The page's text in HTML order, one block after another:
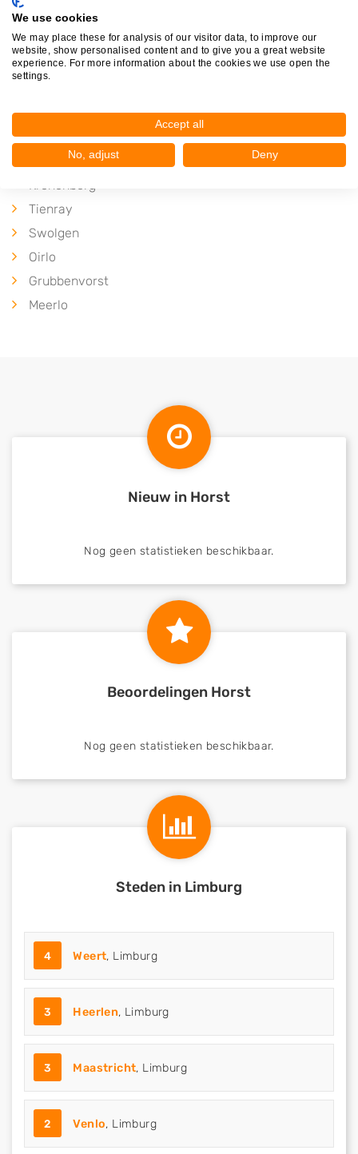
Plaatsen in de buurt
Meterik
Melderslo
Castenray
Sevenum
America
Kronenberg
Tienray
Swolgen
Oirlo
Grubbenvorst
Meerlo
Nieuw in Horst
Nog geen statistieken beschikbaar.
Beoordelingen Horst
Nog geen statistieken beschikbaar.
Steden in Limburg
4 Weert, Limburg
3 Heerlen, Limburg
3 Maastricht, Limburg
2 Venlo, Limburg
We use cookies
We may place these for analysis of our visitor data, to improve our
website, show personalised content and to give you a great website
experience. For more information about the cookies we use open the
settings.
Accept all
No, adjust Deny